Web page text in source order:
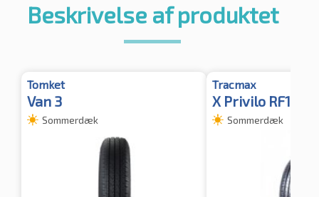
Beskrivelse af produktet
Tomket
Van 3
Sommerdæk
Tracmax
X Privilo RF19 C
Sommerdæk